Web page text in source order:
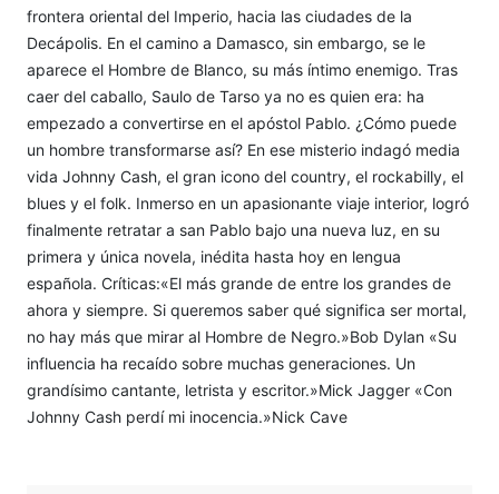
frontera oriental del Imperio, hacia las ciudades de la
Decápolis. En el camino a Damasco, sin embargo, se le
aparece el Hombre de Blanco, su más íntimo enemigo. Tras
caer del caballo, Saulo de Tarso ya no es quien era: ha
empezado a convertirse en el apóstol Pablo. ¿Cómo puede
un hombre transformarse así? En ese misterio indagó media
vida Johnny Cash, el gran icono del country, el rockabilly, el
blues y el folk. Inmerso en un apasionante viaje interior, logró
finalmente retratar a san Pablo bajo una nueva luz, en su
primera y única novela, inédita hasta hoy en lengua
española. Críticas:«El más grande de entre los grandes de
ahora y siempre. Si queremos saber qué significa ser mortal,
no hay más que mirar al Hombre de Negro.»Bob Dylan «Su
influencia ha recaído sobre muchas generaciones. Un
grandísimo cantante, letrista y escritor.»Mick Jagger «Con
Johnny Cash perdí mi inocencia.»Nick Cave